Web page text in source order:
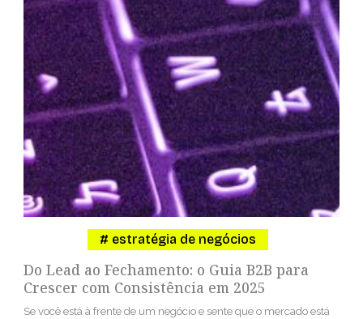
Do Lead ao Fechamento: o Guia B2B para
Crescer com Consistência em 2025
estratégia de negócios
Se você está à frente de um negócio e sente que o mercado está